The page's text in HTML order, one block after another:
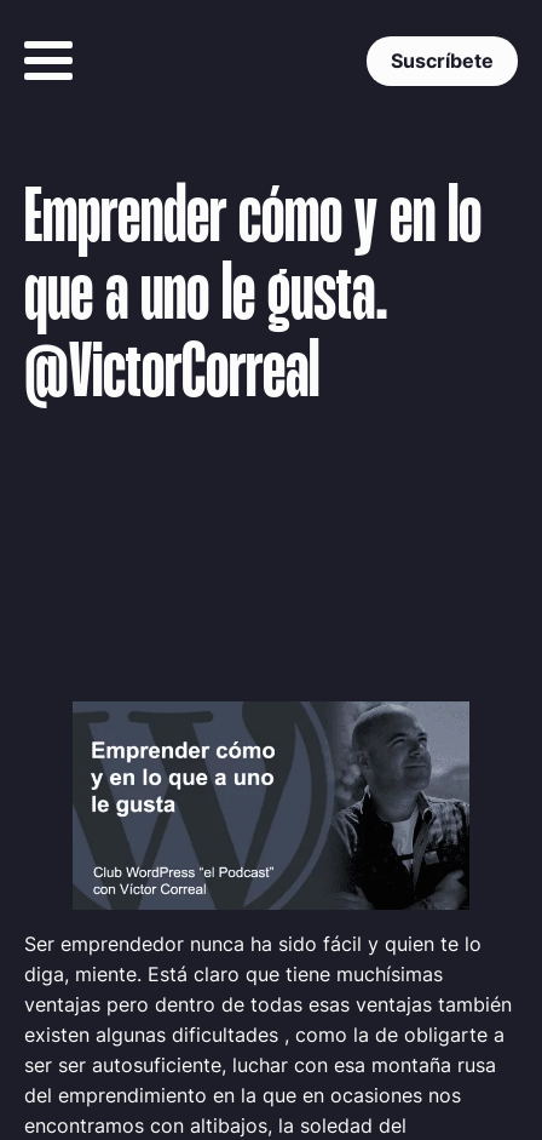
Suscríbete
Emprender cómo y en lo
que a uno le gusta.
@VictorCorreal
Ser emprendedor nunca ha sido fácil y quien te lo
diga, miente. Está claro que tiene muchísimas
ventajas pero dentro de todas esas ventajas también
existen algunas dificultades , como la de obligarte a
ser ser autosuficiente, luchar con esa montaña rusa
del emprendimiento en la que en ocasiones nos
encontramos con altibajos, la soledad del